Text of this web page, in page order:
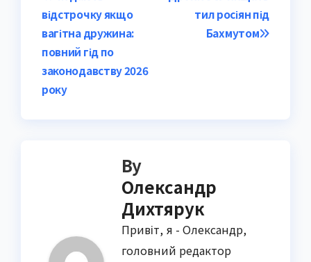
navigation
тил росіян під
Бахмутом
відстрочку якщо
вагітна дружина:
повний гід по
законодавству 2026
року
By
Олександр
Дихтярук
Привіт, я - Олександр,
головний редактор